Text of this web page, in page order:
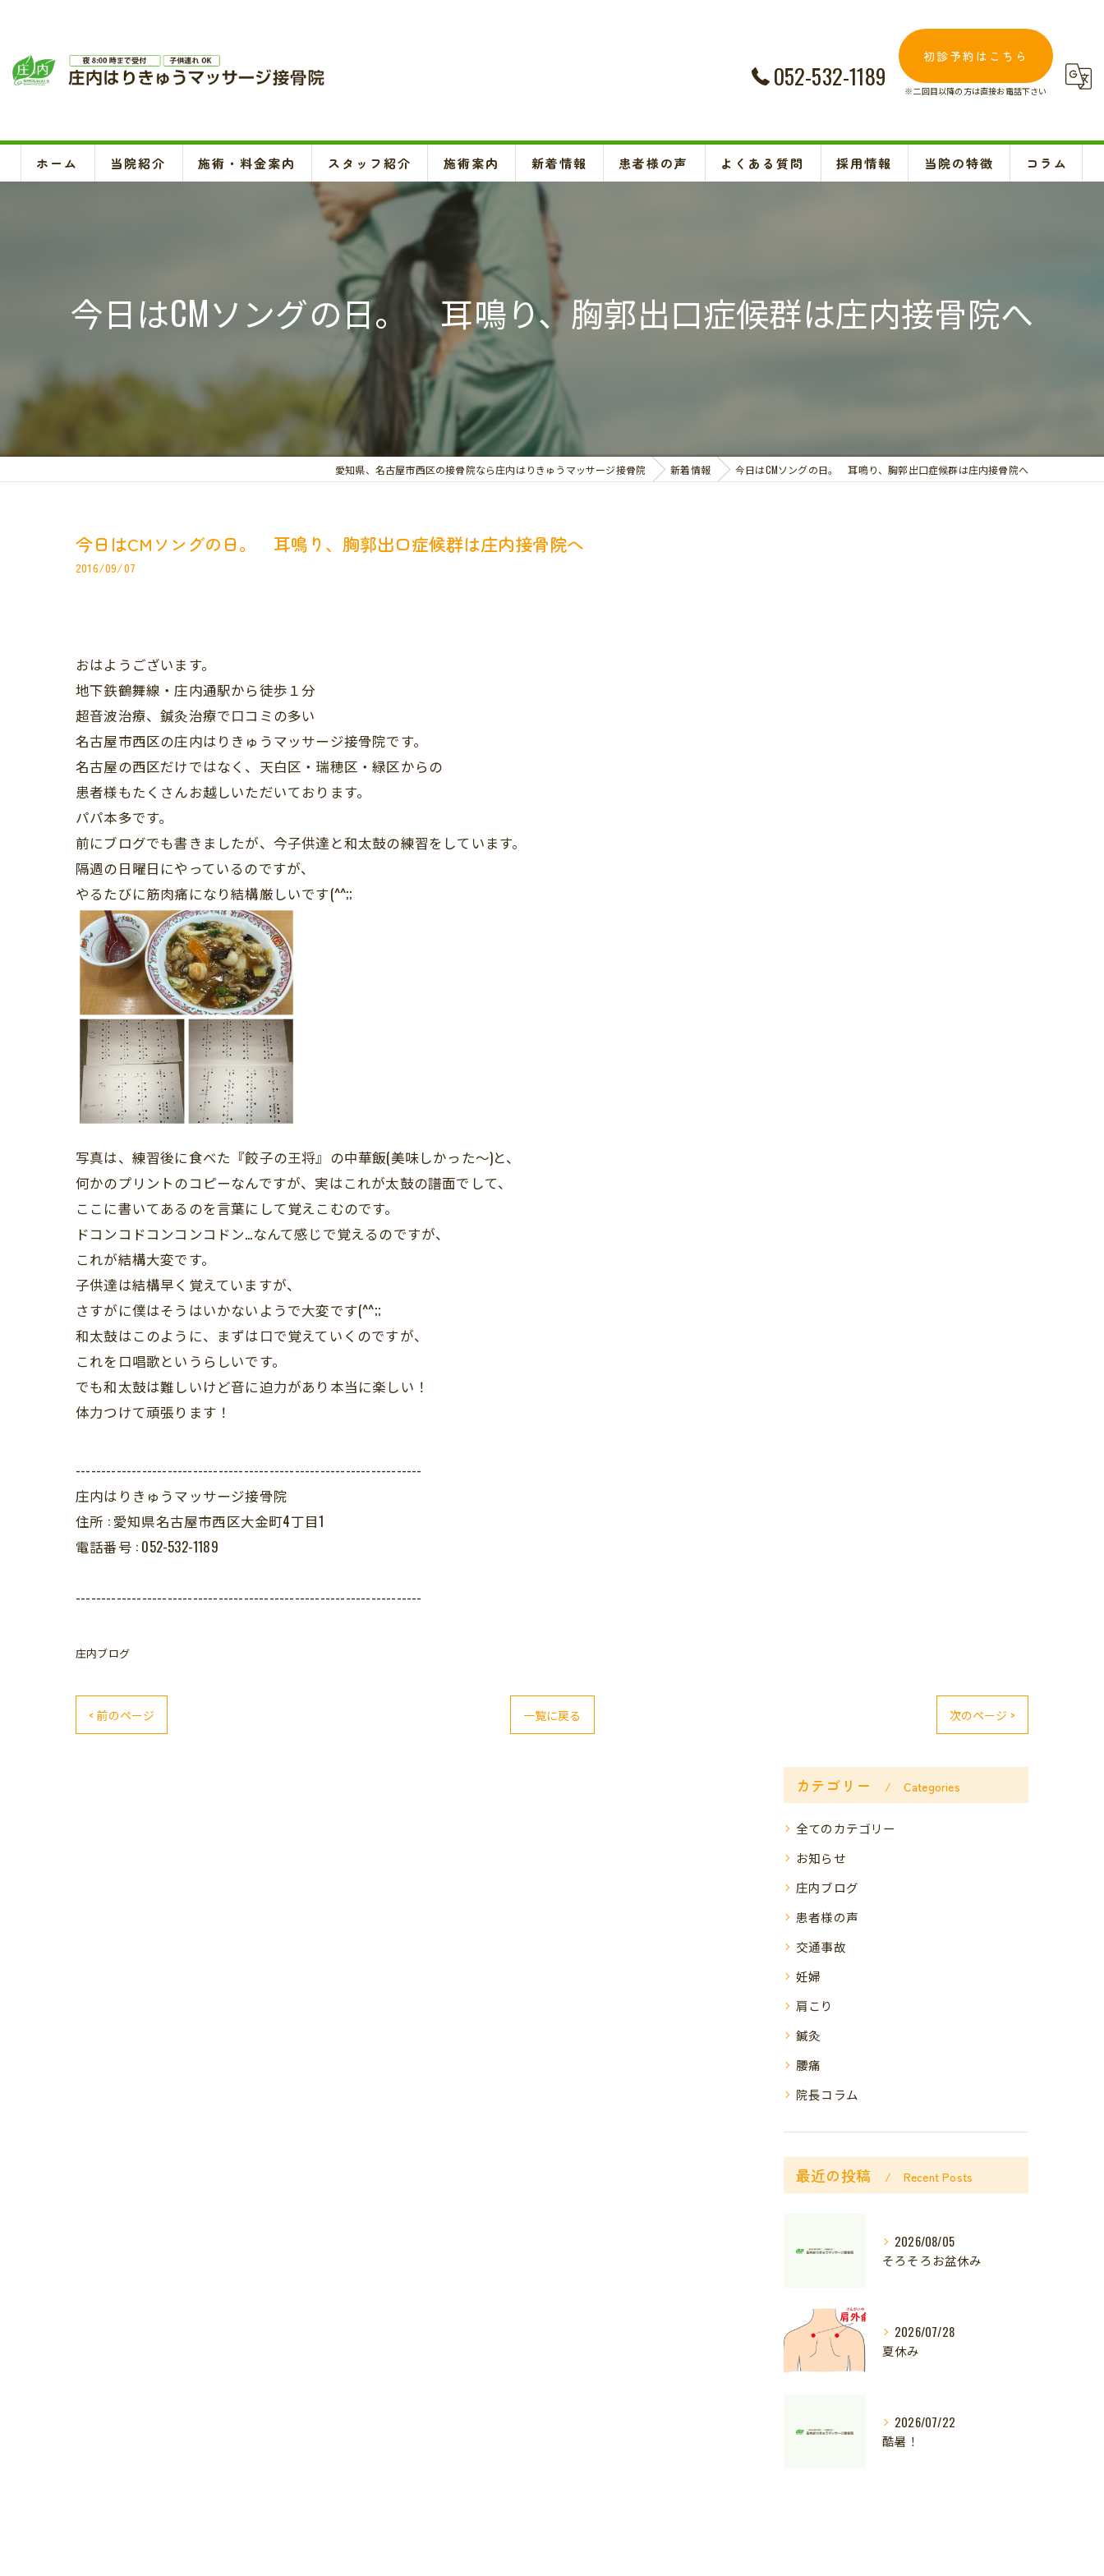
052-532-1189
初診予約はこちら
※二回目以降の方は直接お電話下さい
ホーム 当院紹介 施術・料金案内 スタッフ紹介 施術案内
頚椎、背骨、骨盤矯正、O脚矯正
ハイボルテージ・超音波治療、超短波治療
鍼灸(はり、きゅう)
悪阻・安産・逆子治療、不妊治療
交通事故治療
お悩み別の治療
新着情報 患者様の声 よくある質問 採用情報 当院の特徴
腰痛
コラム
今日はCMソングの日。 耳鳴り、胸郭出口症候群は庄内接骨院へ
愛知県、名古屋市西区の接骨院なら庄内はりきゅうマッサージ接骨院 新着情報 今日はCMソングの日。 耳鳴り、胸郭出口症候群は庄内接骨院へ
今日はCMソングの日。 耳鳴り、胸郭出口症候群は庄内接骨院へ
2016/09/07
おはようございます。
地下鉄鶴舞線・庄内通駅から徒歩１分
超音波治療、鍼灸治療で口コミの多い
名古屋市西区の庄内はりきゅうマッサージ接骨院です。
名古屋の西区だけではなく、天白区・瑞穂区・緑区からの
患者様もたくさんお越しいただいております。
パパ本多です。
前にブログでも書きましたが、今子供達と和太鼓の練習をしています。
隔週の日曜日にやっているのですが、
やるたびに筋肉痛になり結構厳しいです(^^;;
写真は、練習後に食べた『餃子の王将』の中華飯(美味しかった～)と、
何かのプリントのコピーなんですが、実はこれが太鼓の譜面でして、
ここに書いてあるのを言葉にして覚えこむのです。
ドコンコドコンコンコドン…なんて感じで覚えるのですが、
これが結構大変です。
子供達は結構早く覚えていますが、
さすがに僕はそうはいかないようで大変です(^^;;
和太鼓はこのように、まずは口で覚えていくのですが、
これを口唱歌というらしいです。
でも和太鼓は難しいけど音に迫力があり本当に楽しい！
体力つけて頑張ります！
--------------------------------------------------------------------
庄内はりきゅうマッサージ接骨院
住所 : 愛知県名古屋市西区大金町4丁目1
電話番号 : 052-532-1189
--------------------------------------------------------------------
庄内ブログ
< 前のページ 一覧に戻る 次のページ >
カテゴリー Categories
全てのカテゴリー
お知らせ
庄内ブログ
患者様の声
交通事故
妊婦
肩こり
鍼灸
腰痛
院長コラム
最近の投稿 Recent Posts
2026/08/05
そろそろお盆休み
2026/07/28
夏休み
2026/07/22
酷暑！